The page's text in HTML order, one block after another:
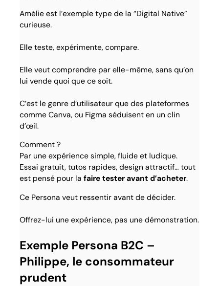
Amélie est l’exemple type de la “Digital Native”
curieuse.
Elle teste, expérimente, compare.
Elle veut comprendre par elle-même, sans qu’on
lui vende quoi que ce soit.
C’est le genre d’utilisateur que des plateformes
comme Canva, ou Figma séduisent en un clin
d’œil.
Comment ?
Par une expérience simple, fluide et ludique.
Essai gratuit, tutos rapides, design attractif… tout
est pensé pour lafaire tester avant d’acheter.
Ce Persona veut ressentir avant de décider.
Offrez-lui une expérience, pas une démonstration.
Exemple Persona B2C –
Philippe, le consommateur
prudent